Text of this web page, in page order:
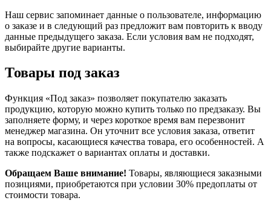
Наш сервис запоминает данные о пользователе, информацию
о заказе и в следующий раз предложит вам повторить к вводу
данные предыдущего заказа. Если условия вам не подходят,
выбирайте другие варианты.
Товары под заказ
Функция «Под заказ» позволяет покупателю заказать
продукцию, которую можно купить только по предзаказу. Вы
заполняете форму, и через короткое время вам перезвонит
менеджер магазина. Он уточнит все условия заказа, ответит
на вопросы, касающиеся качества товара, его особенностей. А
также подскажет о вариантах оплаты и доставки.
Обращаем Ваше внимание! Товары, являющиеся заказными
позициями, приобретаются при условии 30% предоплаты от
стоимости товара.